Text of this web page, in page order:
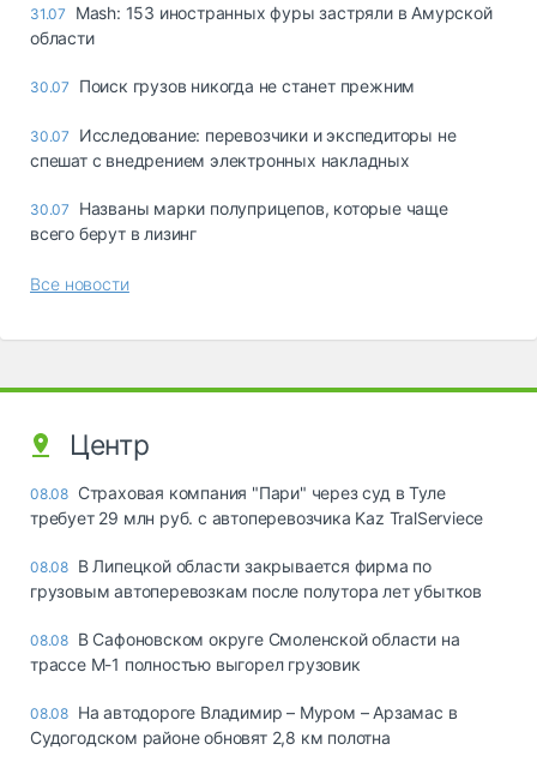
31.07
Mash: 153 иностранных фуры застряли в Амурской
области
30.07 Поиск грузов никогда не станет прежним
30.07
Исследование: перевозчики и экспедиторы не
спешат с внедрением электронных накладных
30.07
Названы марки полуприцепов, которые чаще
всего берут в лизинг
Все новости
Центр
08.08 Страховая компания "Пари" через суд в Туле
требует 29 млн руб. с автоперевозчика Kaz TralServiece
08.08 В Липецкой области закрывается фирма по
грузовым автоперевозкам после полутора лет убытков
08.08 В Сафоновском округе Смоленской области на
трассе М-1 полностью выгорел грузовик
08.08 На автодороге Владимир – Муром – Арзамас в
Судогодском районе обновят 2,8 км полотна